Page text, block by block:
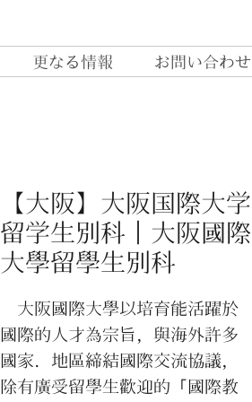
更なる情報 お問い合わせ
【大阪】大阪国際大学
留学生別科｜大阪國際
大學留學生別科
大阪國際大學以培育能活躍於
國際的人才為宗旨，與海外許多
國家．地區締結國際交流協議，
除有廣受留學生歡迎的「國際教